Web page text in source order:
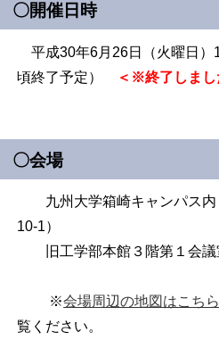
〇開催日時
平成30年6月26日（火曜日）
頃終了予定）
＜※終了しまし
〇会場
九州大学箱崎キャンパス内
10-1）
旧工学部本館３階第１会議
※会場周辺の地図はこち
覧ください。